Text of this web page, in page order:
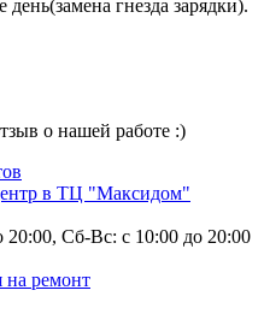
гнезда зарядки).
о нашей работе :)
в ТЦ "Максидом"
Сб-Вс: с 10:00 до 20:00
на ремонт